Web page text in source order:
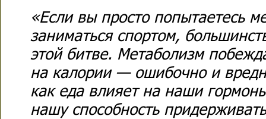
«Если вы просто попытаетесь
заниматься спортом,
этой битве. Метаболизм
на калории — ошибочно и
как еда влияет на наши
нашу способность